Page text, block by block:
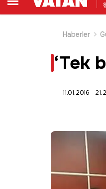
Haberler
‘Tek
11.01.2016 -